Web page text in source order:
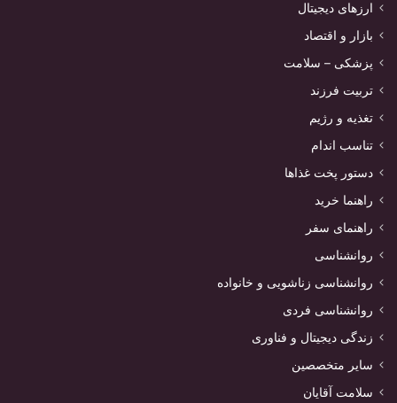
ارزهای دیجیتال
بازار و اقتصاد
پزشکی – سلامت
تربیت فرزند
تغذیه و رژیم
تناسب اندام
دستور پخت غذاها
راهنما خرید
راهنمای سفر
روانشناسی
روانشناسی زناشویی و خانواده
روانشناسی فردی
زندگی دیجیتال و فناوری
سایر متخصصین
سلامت آقایان